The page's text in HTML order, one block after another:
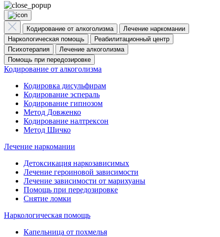
Кодирование от алкоголизма
Лечение наркомании
Наркологическая помощь
Реабилитационный центр
Психотерапия
Лечение алкоголизма
Помощь при передозировке
Кодирование от алкоголизма
Кодировка дисульфирам
Кодирование эспераль
Кодирование гипнозом
Метод Довженко
Кодирование налтрексон
Метод Шичко
Лечение наркомании
Детоксикация наркозависимых
Лечение героиновой зависимости
Лечение зависимости от марихуаны
Помощь при передозировке
Снятие ломки
Наркологическая помощь
Капельница от похмелья